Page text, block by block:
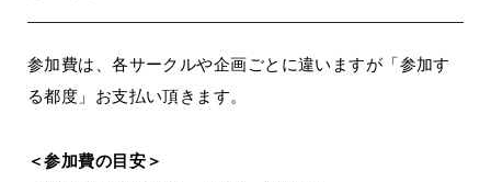
参加費は、各サークルや企画ごとに違いますが「参加す
る都度」お支払い頂きます。
＜参加費の目安＞